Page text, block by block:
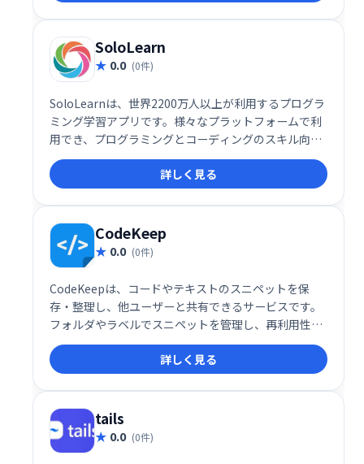
効率的に深められます。無料で利用でき、いつでもど
こでも学習を始められます。
SoloLearn
0.0 (0件)
SoloLearnは、世界2200万人以上が利用するプログラ
ミング学習アプリです。様々なプラットフォームで利
用でき、プログラミングとコーディングのスキル向上
をサポートします。初心者から上級者まで、自身のペ
ースで学習を進められます。楽しく効率的にプログラ
ミングを学びたい方におすすめです。
詳しく見る
CodeKeep
0.0 (0件)
CodeKeepは、コードやテキストのスニペットを保
存・整理し、他ユーザーと共有できるサービスです。
フォルダやラベルでスニペットを管理し、再利用性を
高めます。コードのスクリーンショットを保存して
CodeKeepとリンクすることも可能です。効率的なコ
ード管理を実現します。
詳しく見る
tails
0.0 (0件)